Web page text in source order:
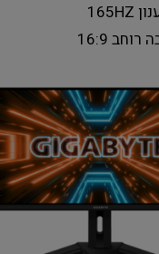
165HZ
רוחב 16:9